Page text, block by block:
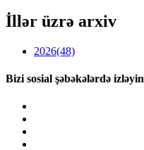
İllər üzrə arxiv
2026(48)
Bizi sosial şəbəkələrdə izləyin